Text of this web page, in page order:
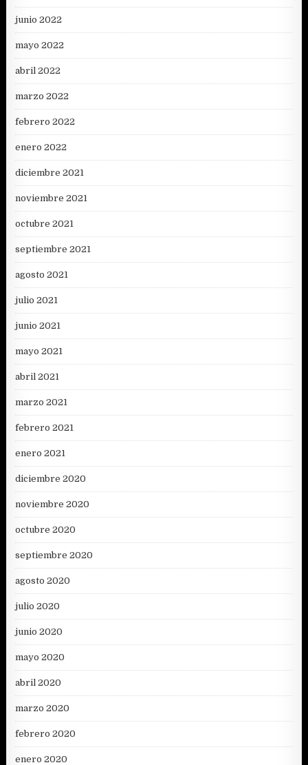
junio 2022
mayo 2022
abril 2022
marzo 2022
febrero 2022
enero 2022
diciembre 2021
noviembre 2021
octubre 2021
septiembre 2021
agosto 2021
julio 2021
junio 2021
mayo 2021
abril 2021
marzo 2021
febrero 2021
enero 2021
diciembre 2020
noviembre 2020
octubre 2020
septiembre 2020
agosto 2020
julio 2020
junio 2020
mayo 2020
abril 2020
marzo 2020
febrero 2020
enero 2020